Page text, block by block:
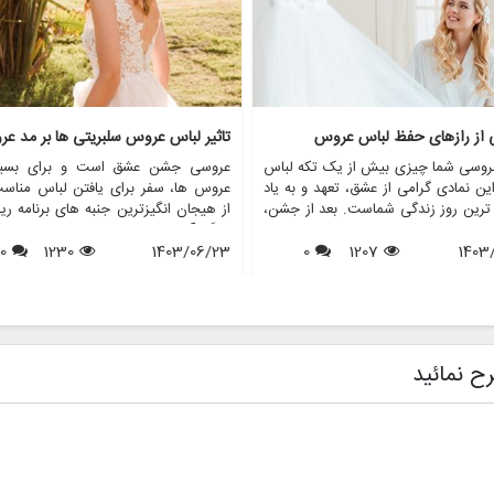
از رازهای حفظ لباس عروس
شما چیزی بیش از یک تکه لباس
نمادی گرامی از عشق، تعهد و به یاد
ترین روز زندگی شماست. بعد از جشن،
که با لباس عروسم چه کنم؟ در حالی
به زیبایی روزی که آن را پوشیده اید،
ماند. همچنین نشان خواهیم داد که
1207
0
تاثیر لباس عروس سلبریتی ها بر مد
عروسی جشن عشق است و برای
عروس ها، سفر برای یافتن لباس
از هیجان انگیزترین جنبه های برنامه
بزرگ آنهاست. در طول سال ها،
افراد مشهور نقش مهمی در شکل دهی به
های عروسی افراد مشهور بر مد
1403/06/23
1230
0
نمائید